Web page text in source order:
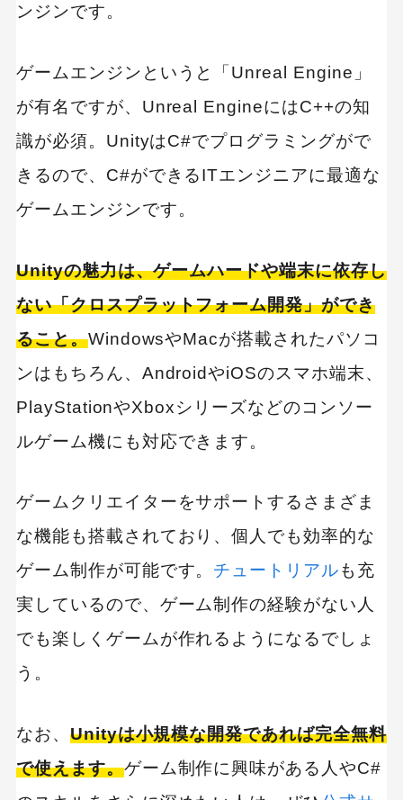
ンジンです。
ゲームエンジンというと「Unreal Engine」
が有名ですが、Unreal EngineにはC++の知
識が必須。UnityはC#でプログラミングがで
きるので、C#ができるITエンジニアに最適な
ゲームエンジンです。
Unityの魅力は、ゲームハードや端末に依存し
ない「クロスプラットフォーム開発」ができ
ること。WindowsやMacが搭載されたパソコ
ンはもちろん、AndroidやiOSのスマホ端末、
PlayStationやXboxシリーズなどのコンソー
ルゲーム機にも対応できます。
ゲームクリエイターをサポートするさまざま
な機能も搭載されており、個人でも効率的な
ゲーム制作が可能です。 チュートリアルも充
実しているので、ゲーム制作の経験がない人
でも楽しくゲームが作れるようになるでしょ
う。
なお、 Unityは小規模な開発であれば完全無料
で使えます。ゲーム制作に興味がある人やC#